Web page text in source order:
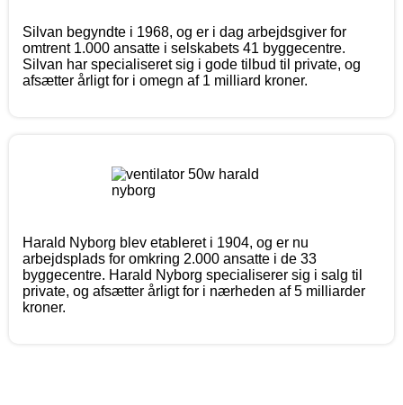
Silvan begyndte i 1968, og er i dag arbejdsgiver for
omtrent 1.000 ansatte i selskabets 41 byggecentre.
Silvan har specialiseret sig i gode tilbud til private, og
afsætter årligt for i omegn af 1 milliard kroner.
Harald Nyborg blev etableret i 1904, og er nu
arbejdsplads for omkring 2.000 ansatte i de 33
byggecentre. Harald Nyborg specialiserer sig i salg til
private, og afsætter årligt for i nærheden af 5 milliarder
kroner.